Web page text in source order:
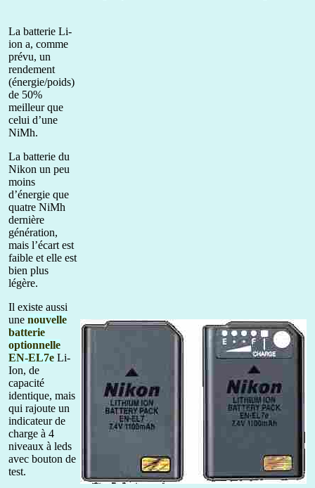
La batterie Li-
ion a, comme
prévu, un
rendement
(énergie/poids)
de 50%
meilleur que
celui d’une
NiMh.
La batterie du
Nikon un peu
moins
d’énergie que
quatre NiMh
dernière
génération,
mais l’écart est
faible et elle est
bien plus
légère.
Il existe aussi
une nouvelle
batterie
optionnelle
EN-EL7e Li-
Ion, de
capacité
identique, mais
qui rajoute un
indicateur de
charge à 4
niveaux à leds
avec bouton de
test.